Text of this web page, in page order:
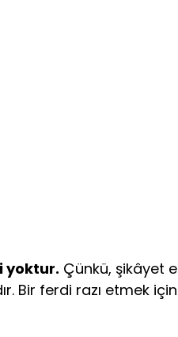
yoktur. Çünkü, şikâyet
Bir ferdi razı etmek